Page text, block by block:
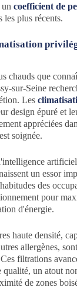
coefficient de
les plus récents.
chauds que
sur-Seine
Les
design épuré et
appréciées
soignée.
un essor
des
pour
d'énergie.
haute densité,
allergènes,
filtrations
un atout
de zones